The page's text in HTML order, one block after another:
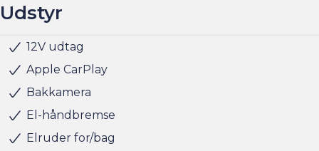
Udstyr
12V udtag
Apple CarPlay
Bakkamera
El-håndbremse
Elruder for/bag
Radio
Servo
USB stik
Alufælge
Hvide blinklys
Indfarvede kofangere
Mørktonede ruder bag
Tågelygter
Armlæn
Højdejusterbart førersæde
Justerbart rat
Kopholder
Stofindtræk
Antispin
ABS
Airbag
Isofix
Lyssensor
Selealarm
Startspærre
Vejbaneassistent
Navigation